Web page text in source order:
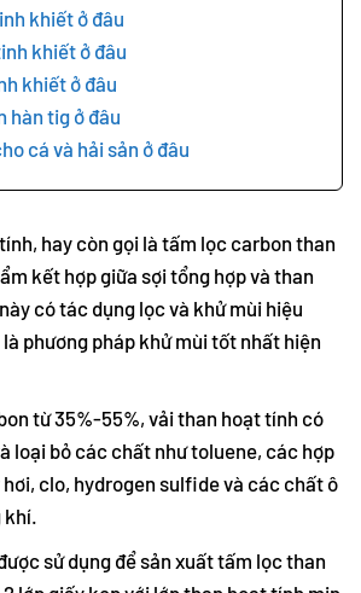
khiết ở đâu
khiết ở đâu
khiết ở đâu
hàn tig ở đâu
cá và hải sản ở đâu
hay còn gọi là tấm lọc carbon than
kết hợp giữa sợi tổng hợp và than
có tác dụng lọc và khử mùi hiệu
phương pháp khử mùi tốt nhất hiện
từ 35%-55%, vải than hoạt tính có
loại bỏ các chất như toluene, các hợp
clo, hydrogen sulfide và các chất ô
khí.
sử dụng để sản xuất tấm lọc than